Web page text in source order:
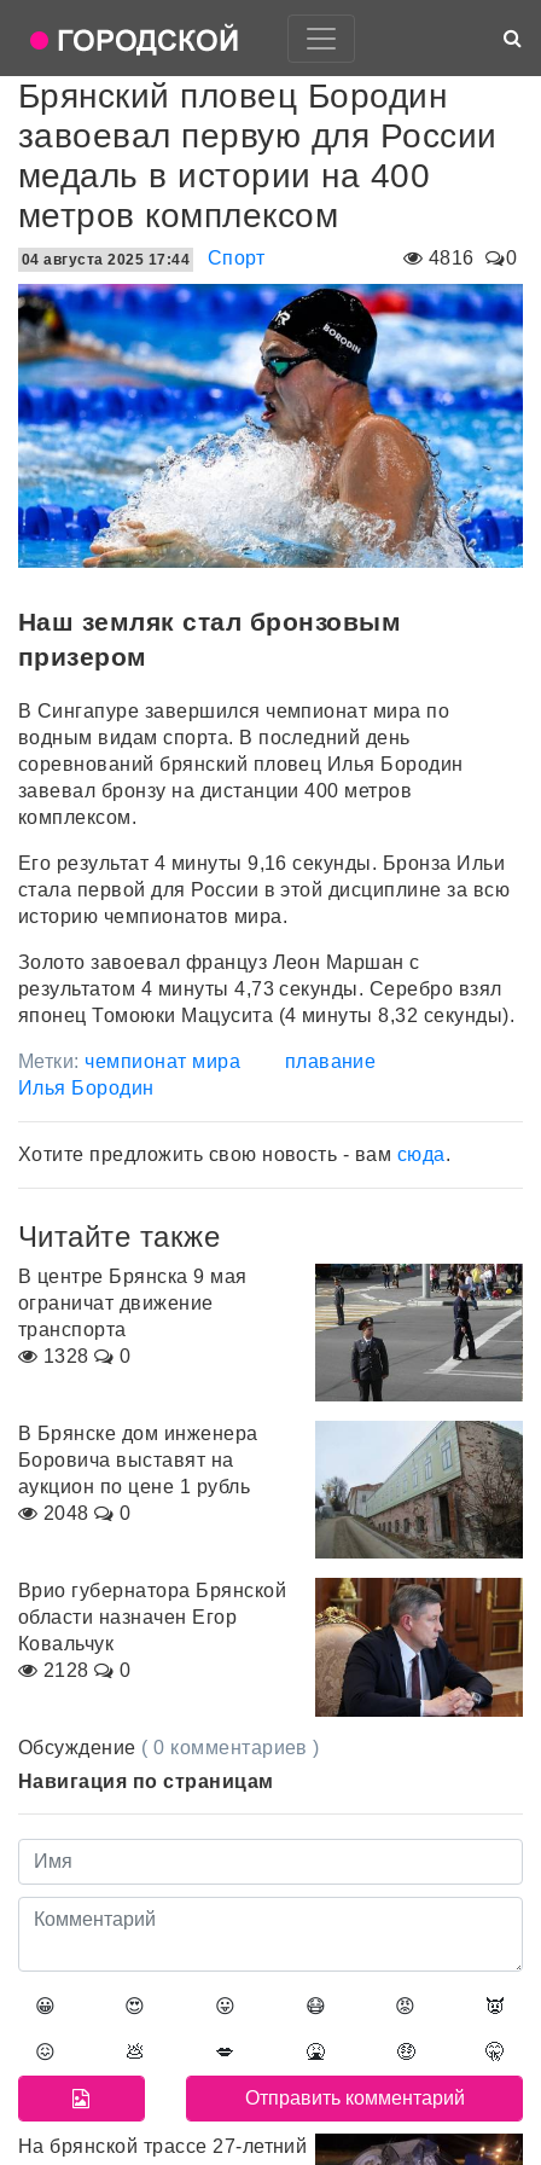
Брянский пловец Бородин
завоевал первую для России
медаль в истории на 400
метров комплексом
4816 0
04 августа 2025 17:44 Спорт
Наш земляк стал бронзовым
призером
В Сингапуре завершился чемпионат мира по
водным видам спорта. В последний день
соревнований брянский пловец Илья Бородин
завевал бронзу на дистанции 400 метров
комплексом.
Его результат 4 минуты 9,16 секунды. Бронза Ильи
стала первой для России в этой дисциплине за всю
историю чемпионатов мира.
Золото завоевал француз Леон Маршан с
результатом 4 минуты 4,73 секунды. Серебро взял
японец Томоюки Мацусита (4 минуты 8,32 секунды).
Метки: чемпионат мира
плавание
Илья Бородин
Хотите предложить свою новость - вам сюда.
Читайте также
В центре Брянска 9 мая
ограничат движение
транспорта
1328
0
В Брянске дом инженера
Боровича выставят на
аукцион по цене 1 рубль
2048
0
Врио губернатора Брянской
области назначен Егор
Ковальчук
2128
0
Обсуждение ( 0 комментариев )
Навигация по страницам
😀 😍 😛 😷 😡 👿
😖 💩 💋 🤮 🤑 🤫
На брянской трассе 27-летний